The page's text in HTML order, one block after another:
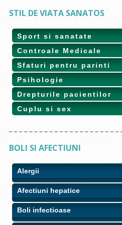
STIL DE VIATA SANATOS
Sport si sanatate
Controale Medicale
Sfaturi pentru parinti
Psihologie
Drepturile pacientilor
Cuplu si sex
BOLI SI AFECTIUNI
Alergii
Afectiuni hepatice
Boli infectioase